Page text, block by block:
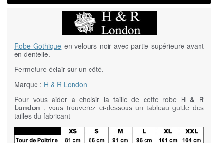
Robe Gothique en velours noir avec partie supérieure avant
en dentelle.
Fermeture éclair sur un côté.
Marque : H & R London
Pour vous aider à choisir la taille de cette robe H & R
London , vous trouverez ci-dessous un tableau guide des
tailles du fabricant :